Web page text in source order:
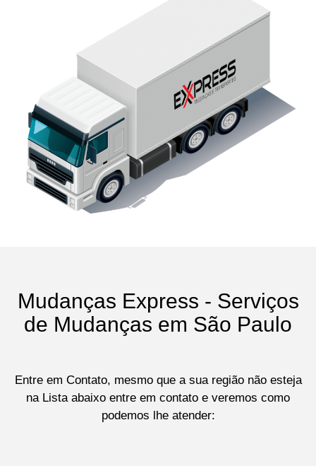
Mudanças Express - Serviços
de Mudanças em São Paulo
Entre em Contato, mesmo que a sua região não esteja
na Lista abaixo entre em contato e veremos como
podemos lhe atender: